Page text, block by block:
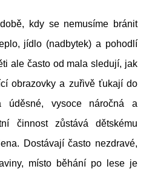
kdy se nemusíme bránit
jídlo (nadbytek) a pohodlí
ale často od mala sledují, jak
obrazovky a zuřivě ťukají do
úděsné, vysoce náročná a
činnost zůstává dětskému
Dostávají často nezdravé,
místo běhání po lese je